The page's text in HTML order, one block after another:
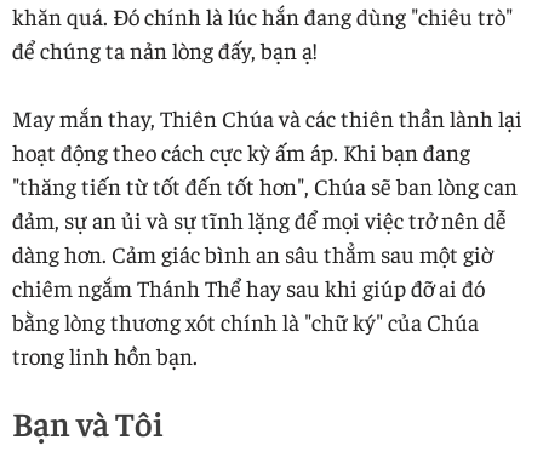
khăn quá. Đó chính là lúc hắn đang dùng "chiêu trò"
để chúng ta nản lòng đấy, bạn ạ!
May mắn thay, Thiên Chúa và các thiên thần lành lại
hoạt động theo cách cực kỳ ấm áp. Khi bạn đang
"thăng tiến từ tốt đến tốt hơn", Chúa sẽ ban lòng can
đảm, sự an ủi và sự tĩnh lặng để mọi việc trở nên dễ
dàng hơn. Cảm giác bình an sâu thẳm sau một giờ
chiêm ngắm Thánh Thể hay sau khi giúp đỡ ai đó
bằng lòng thương xót chính là "chữ ký" của Chúa
trong linh hồn bạn.
Bạn và Tôi